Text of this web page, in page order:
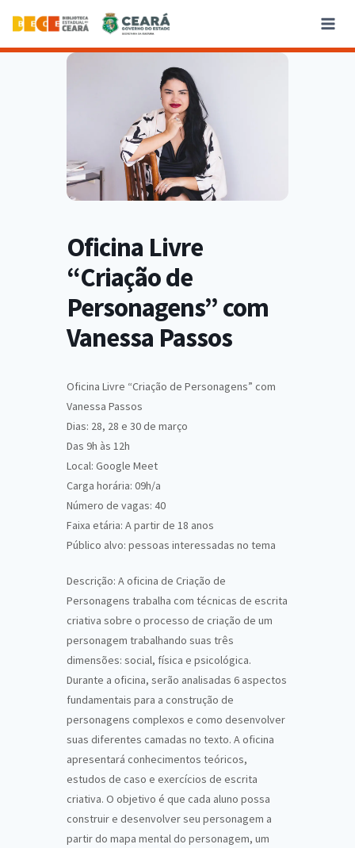
Oficina Livre
“Criação de
Personagens” com
Vanessa Passos
Oficina Livre “Criação de Personagens” com
Vanessa Passos
Dias: 28, 28 e 30 de março
Das 9h às 12h
Local: Google Meet
Carga horária: 09h/a
Número de vagas: 40
Faixa etária: A partir de 18 anos
Público alvo: pessoas interessadas no tema
Descrição: A oficina de Criação de
Personagens trabalha com técnicas de escrita
criativa sobre o processo de criação de um
personagem trabalhando suas três
dimensões: social, física e psicológica.
Durante a oficina, serão analisadas 6 aspectos
fundamentais para a construção de
personagens complexos e como desenvolver
suas diferentes camadas no texto. A oficina
apresentará conhecimentos teóricos,
estudos de caso e exercícios de escrita
criativa. O objetivo é que cada aluno possa
construir e desenvolver seu personagem a
partir do mapa mental do personagem, um